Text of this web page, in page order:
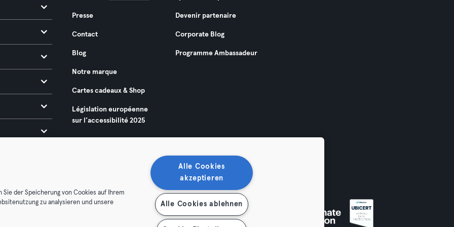
Presse
Contact
Blog
Notre marque
Cartes cadeaux & Shop
Législation européenne
sur l’accessibilité 2025
Devenir partenaire
Corporate Blog
Programme Ambassadeur
Mentions légales
der Speicherung von Cookies auf Ihrem
zu analysieren und unsere
Alle Cookies
akzeptieren
Alle Cookies ablehnen